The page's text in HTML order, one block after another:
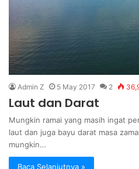
Admin Z 5 May 2017 2
Laut dan Darat
Mungkin ramai yang masih ingat
laut dan juga bayu darat masa
mungkin…
Baca Selanjutnya »